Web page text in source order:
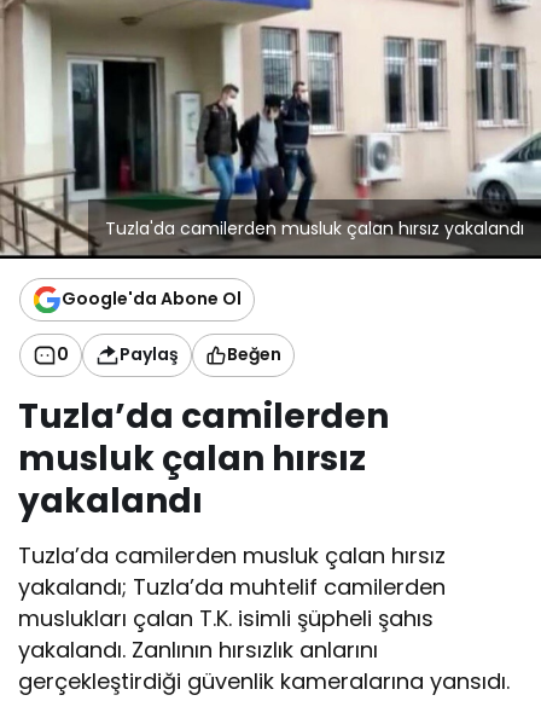
Tuzla'da camilerden musluk çalan hırsız yakalandı
Google'da Abone Ol
0 Paylaş Beğen
Tuzla’da camilerden
musluk çalan hırsız
yakalandı
Tuzla’da camilerden musluk çalan hırsız
yakalandı; Tuzla’da muhtelif camilerden
muslukları çalan T.K. isimli şüpheli şahıs
yakalandı. Zanlının hırsızlık anlarını
gerçekleştirdiği güvenlik kameralarına yansıdı.